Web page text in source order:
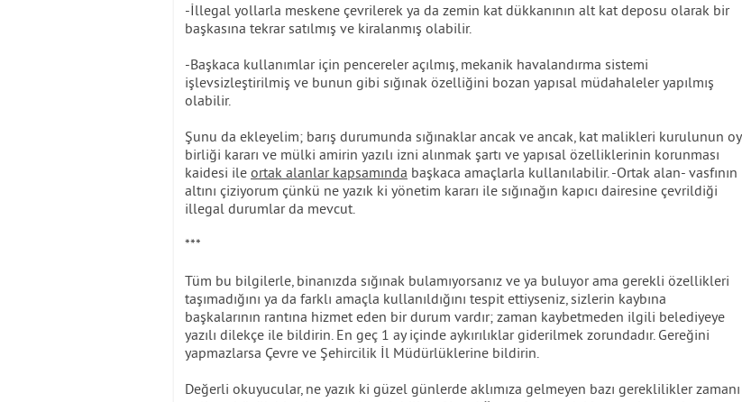
-İllegal yollarla meskene çevrilerek ya da zemin kat dükkanının alt kat deposu olarak bir
başkasına tekrar satılmış ve kiralanmış olabilir.
-Başkaca kullanımlar için pencereler açılmış, mekanik havalandırma sistemi
işlevsizleştirilmiş ve bunun gibi sığınak özelliğini bozan yapısal müdahaleler yapılmış
olabilir.
Şunu da ekleyelim; barış durumunda sığınaklar ancak ve ancak, kat malikleri kurulunun oy
birliği kararı ve mülki amirin yazılı izni alınmak şartı ve yapısal özelliklerinin korunması
kaidesi ile ortak alanlar kapsamında başkaca amaçlarla kullanılabilir. -Ortak alan- vasfının
altını çiziyorum çünkü ne yazık ki yönetim kararı ile sığınağın kapıcı dairesine çevrildiği
illegal durumlar da mevcut.
***
Tüm bu bilgilerle, binanızda sığınak bulamıyorsanız ve ya buluyor ama gerekli özellikleri
taşımadığını ya da farklı amaçla kullanıldığını tespit ettiyseniz, sizlerin kaybına
başkalarının rantına hizmet eden bir durum vardır; zaman kaybetmeden ilgili belediyeye
yazılı dilekçe ile bildirin. En geç 1 ay içinde aykırılıklar giderilmek zorundadır. Gereğini
yapmazlarsa Çevre ve Şehircilik İl Müdürlüklerine bildirin.
Değerli okuyucular, ne yazık ki güzel günlerde aklımıza gelmeyen bazı gereklilikler zamanı